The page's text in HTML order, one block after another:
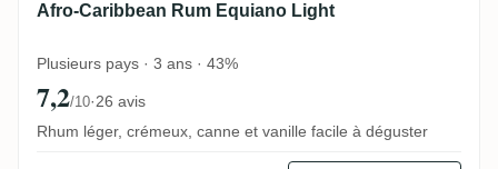
Afro-Caribbean Rum Equiano Light
Plusieurs pays · 3 ans · 43%
7,2/10·26 avis
Rhum léger, crémeux, canne et vanille facile à déguster